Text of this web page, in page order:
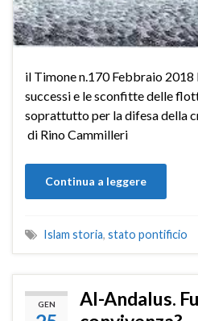
il Timone n.170 Febbraio 2018
successi e le sconfitte delle
soprattutto per la difesa della
di Rino Cammilleri
Continua a leggere
Islam storia, stato pontificio
GEN
Al-Andalus.